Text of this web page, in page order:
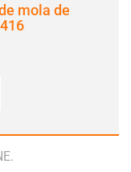
mola de